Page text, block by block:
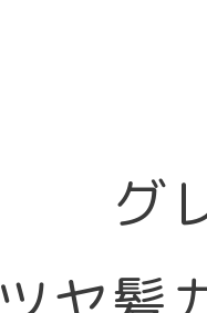
グ